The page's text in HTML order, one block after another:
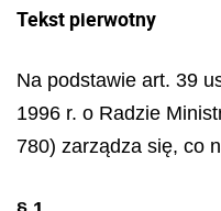
Tekst pierwotny
Na podstawie art. 39
1996 r. o Radzie
780) zarządza się, co